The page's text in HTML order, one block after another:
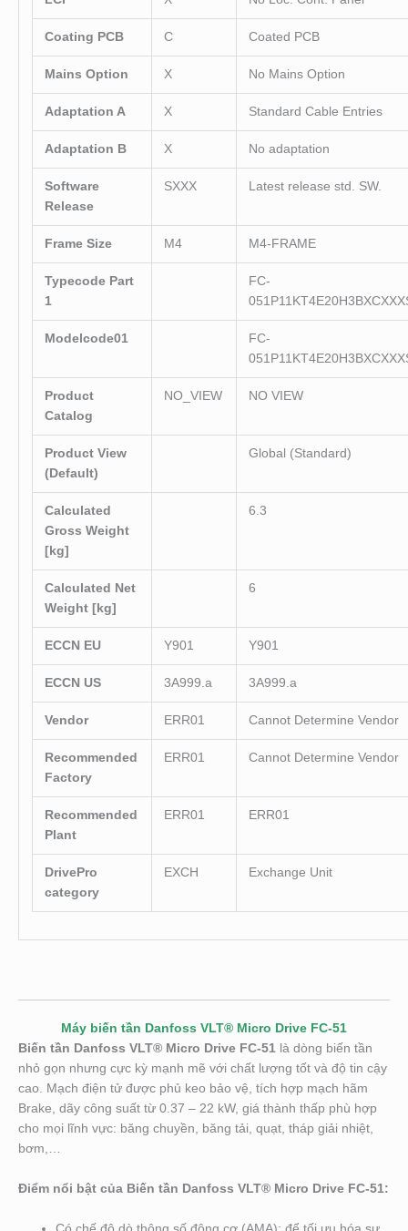
Coating PCB C Coated PCB
Mains Option X No Mains Option
Adaptation A X Standard Cable Entries
Adaptation B X No adaptation
Software
Release
SXXX Latest release std. SW.
Frame Size M4 M4-FRAME
Typecode Part
1
FC-
Modelcode01
FC-
Product
Catalog
NO_VIEW NO VIEW
Product View
(Default)
Global (Standard)
Calculated
Gross Weight
[kg]
6.3
Calculated Net
Weight [kg]
6
ECCN EU Y901 Y901
ECCN US 3A999.a 3A999.a
Vendor ERR01 Cannot Determine Vendor
Recommended
Factory
ERR01 Cannot Determine Vendor
Recommended
Plant
ERR01 ERR01
DrivePro
category
EXCH Exchange Unit
Máy biến tần Danfoss VLT® Micro Drive FC-51
Biến tần Danfoss VLT® Micro Drive FC-51 là dòng biến tần
nhỏ gọn nhưng cực kỳ mạnh mẽ với chất lượng tốt và độ tin cậy
cao. Mạch điện tử được phủ keo bảo vệ, tích hợp mạch hãm
Brake, dãy công suất từ 0.37 – 22 kW, giá thành thấp phù hợp
cho mọi lĩnh vực: băng chuyền, băng tải, quạt, tháp giải nhiệt,
bơm,…
Điểm nổi bật của Biến tần Danfoss VLT® Micro Drive FC-51: